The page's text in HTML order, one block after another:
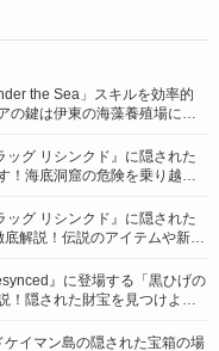
the Sea」スキルを効率的
鍵は伊東の海藻養殖場にあ
ッグ リシンクド』に隠された
！海底洞窟の危険を乗り越
ッグ リシンクド』に隠された
解説！伝説のアイテムや新衣
』に登場する「黒ひげの
！隠された財宝を見つけよ
ケイマン島の隠された宝箱の場